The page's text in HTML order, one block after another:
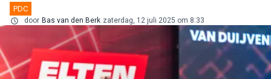
PDC
door Bas van den Berk zaterdag, 12 juli 2025 om 8:33